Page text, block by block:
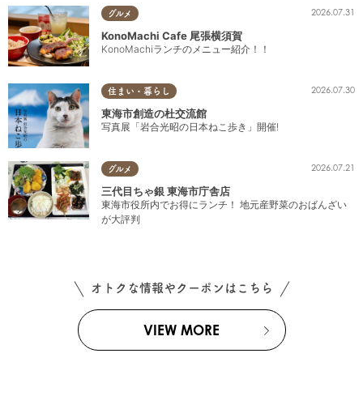
グルメ 2026.07.31
KonoMachi Cafe 尾張横須賀
KonoMachiランチのメニュー紹介！！
住まい・暮らし 2026.07.30
東海市創造の杜交流館
写真展「岩合光昭の日本ねこ歩き」開催!
グルメ 2026.07.21
三代目ちゃ銀 東海市庁舎店
東海市役所内でお得にランチ！ 地元産野菜のおばんざい
が大評判
オトクな情報やクーポンはこちら
VIEW MORE